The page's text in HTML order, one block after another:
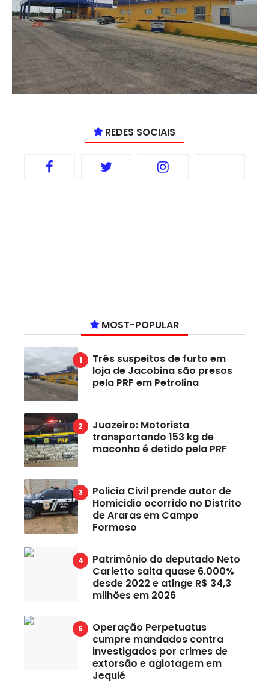
REDES SOCIAIS
MOST-POPULAR
Três suspeitos de furto em
loja de Jacobina são presos
pela PRF em Petrolina
Juazeiro: Motorista
transportando 153 kg de
maconha é detido pela PRF
Policia Civil prende autor de
Homicidio ocorrido no Distrito
de Araras em Campo
Formoso
Patrimônio do deputado Neto
Carletto salta quase 6.000%
desde 2022 e atinge R$ 34,3
milhões em 2026
Operação Perpetuatus
cumpre mandados contra
investigados por crimes de
extorsão e agiotagem em
Jequié